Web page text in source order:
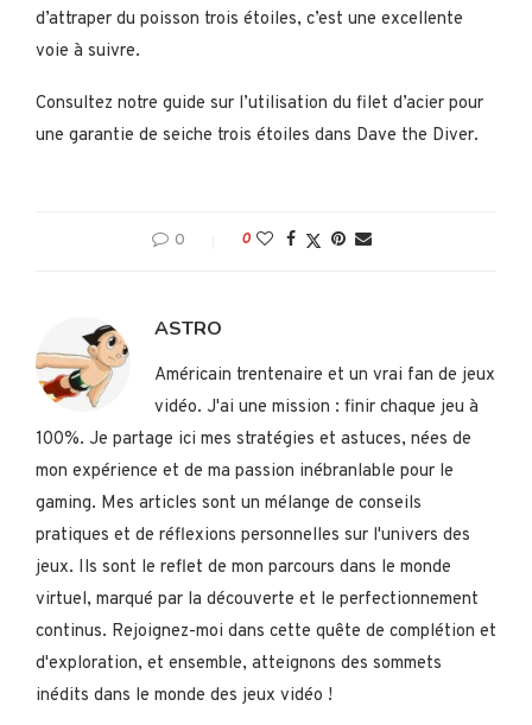
d’attraper du poisson trois étoiles, c’est une excellente
voie à suivre.
Consultez notre guide sur l’utilisation du filet d’acier pour
une garantie de seiche trois étoiles dans Dave the Diver.
0 0
ASTRO
Américain trentenaire et un vrai fan de jeux
vidéo. J'ai une mission : finir chaque jeu à
100%. Je partage ici mes stratégies et astuces, nées de
mon expérience et de ma passion inébranlable pour le
gaming. Mes articles sont un mélange de conseils
pratiques et de réflexions personnelles sur l'univers des
jeux. Ils sont le reflet de mon parcours dans le monde
virtuel, marqué par la découverte et le perfectionnement
continus. Rejoignez-moi dans cette quête de complétion et
d'exploration, et ensemble, atteignons des sommets
inédits dans le monde des jeux vidéo !